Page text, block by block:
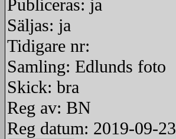
Publiceras: ja
Säljas: ja
Tidigare nr:
Samling: Edlunds foto
Skick: bra
Reg av: BN
Reg datum: 2019-09-23